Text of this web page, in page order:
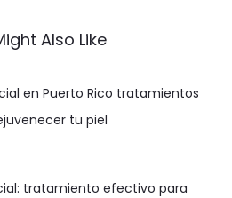
Also Like
tratamiento efectivo para